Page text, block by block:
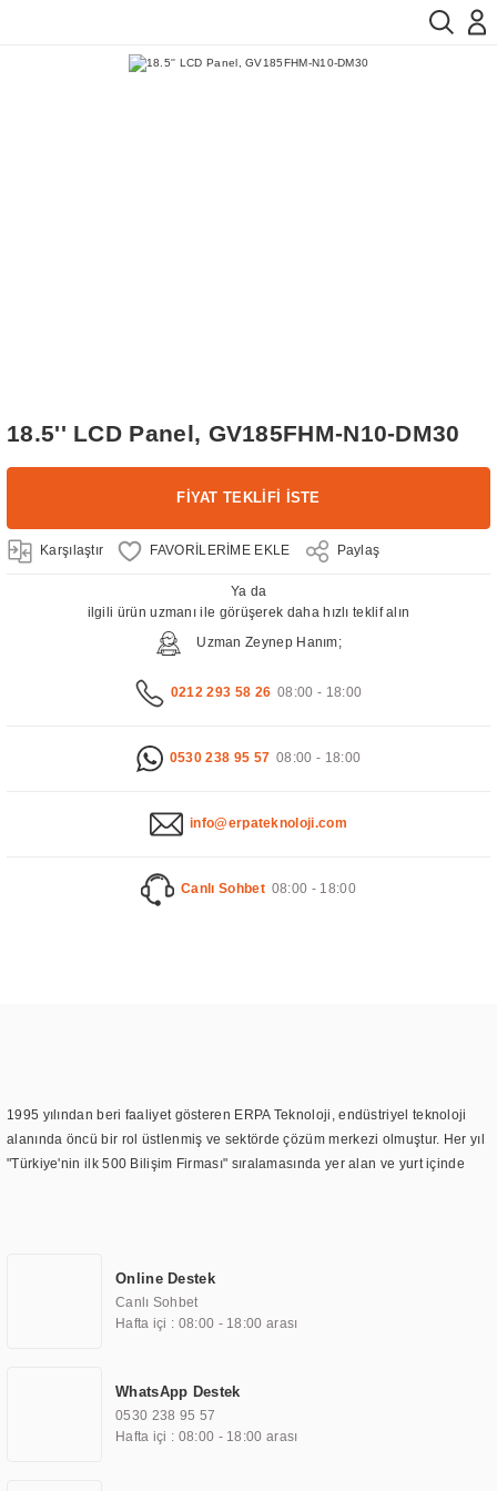
18.5'' LCD Panel, GV185FHM-N10-DM30
FİYAT TEKLİFİ İSTE
Karşılaştır Paylaş
Ya da
ilgili ürün uzmanı ile görüşerek daha hızlı teklif alın
Uzman Zeynep Hanım;
0212 293 58 26 08:00 - 18:00
0530 238 95 57 08:00 - 18:00
info@erpateknoloji.com
Canlı Sohbet 08:00 - 18:00
1995 yılından beri faaliyet gösteren ERPA Teknoloji, endüstriyel teknoloji
alanında öncü bir rol üstlenmiş ve sektörde çözüm merkezi olmuştur. Her yıl
"Türkiye'nin ilk 500 Bilişim Firması" sıralamasında yer alan ve yurt içinde
TOCHI markası altında kendi ürettiği ürünlerde kullanmıştır. Günümüzde
TOCHI; videowall, digital signage, kiosk, totem, akıllı durak ekranı, araç içi
ekran, asansör ekranı, digital menüboard, marin ekran, medikal ekran,
ekranları, endüstriyel ekranlar, kapı önü bilgi ekranları, panel PC,
endüstriyel Panel PC, mini PC, endüstriyel mini PC ve akıllı bina sistemleri
gibi çözümleri 4.5" ile 110” boyutları arasında üretebilirken, ayrıca standart
Online Destek
Canlı Sohbet
Hafta içi : 08:00 - 18:00 arası
WhatsApp Destek
0530 238 95 57
Hafta içi : 08:00 - 18:00 arası